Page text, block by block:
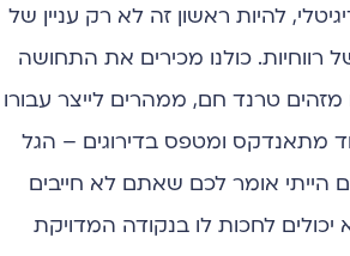
להיות ראשון זה לא רק עניין של
של רווחיות. כולנו מכירים את התחושה
טרנד חם, ממהרים לייצר עבורו
מתאנדקס ומטפס בדירוגים – הגל
אומר לכם שאתם לא חייבים
לחכות לו בנקודה המדויקת